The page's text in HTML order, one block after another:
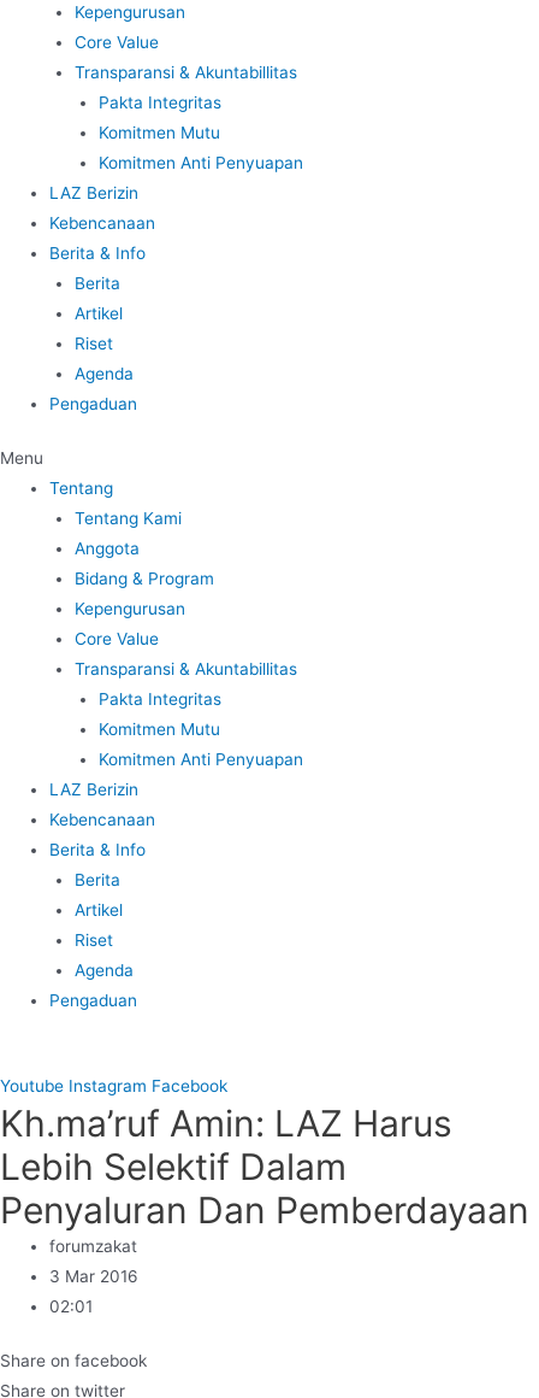
Kepengurusan
Core Value
Transparansi & Akuntabillitas
Pakta Integritas
Komitmen Mutu
Komitmen Anti Penyuapan
LAZ Berizin
Kebencanaan
Berita & Info
Berita
Artikel
Riset
Agenda
Pengaduan
Menu
Tentang
Tentang Kami
Anggota
Bidang & Program
Kepengurusan
Core Value
Transparansi & Akuntabillitas
Pakta Integritas
Komitmen Mutu
Komitmen Anti Penyuapan
LAZ Berizin
Kebencanaan
Berita & Info
Berita
Artikel
Riset
Agenda
Pengaduan
Youtube Instagram Facebook
Kh.ma’ruf Amin: LAZ Harus
Lebih Selektif Dalam
Penyaluran Dan Pemberdayaan
forumzakat
3 Mar 2016
02:01
Share on facebook
Share on twitter